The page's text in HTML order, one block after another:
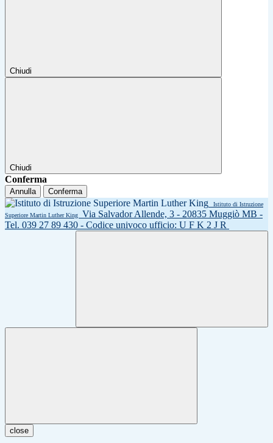
Chiudi
Chiudi
Conferma
Annulla Conferma
Istituto di Istruzione
Superiore Martin Luther King
Via Salvador Allende, 3 - 20835 Muggiò MB -
Tel. 039 27 89 430 - Codice univoco ufficio: U F K 2 J R
close